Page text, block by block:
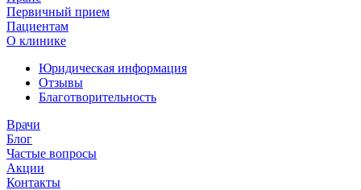
Первичный прием
Пациентам
О клинике
Юридическая информация
Отзывы
Благотворительность
Врачи
Блог
Частые вопросы
Акции
Контакты